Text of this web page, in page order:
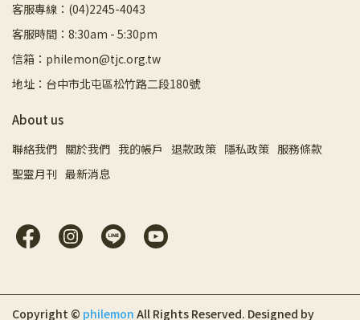
客服專線：(04)2245-4043
客服時間：8:30am - 5:30pm
信箱：philemon@tjc.org.tw
地址：台中市北屯區松竹路二段180號
About us
聯絡我們 關於我們 我的帳戶 退款政策 隱私政策 服務條款
聖靈月刊 最新消息
Copyright © philemon All Rights Reserved. Designed by